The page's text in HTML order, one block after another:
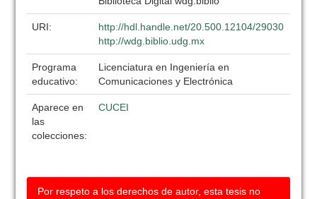
URI:
http://hdl.handle.net/20.500.12104/29030
http://wdg.biblio.udg.mx
Programa
educativo:
Licenciatura en Ingeniería en
Comunicaciones y Electrónica
Aparece en
las
colecciones:
CUCEI
Por respeto a los derechos de autor, esta tesis no